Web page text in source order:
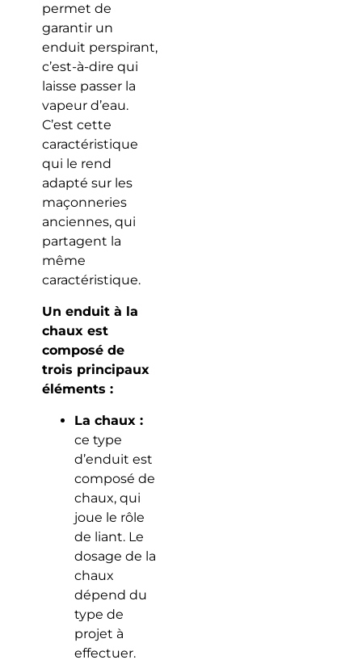
permet de
garantir un
enduit perspirant,
c’est-à-dire qui
laisse passer la
vapeur d’eau.
C’est cette
caractéristique
qui le rend
adapté sur les
maçonneries
anciennes, qui
partagent la
même
caractéristique.
Un enduit à la
chaux est
composé de
trois principaux
éléments :
La chaux :
ce type
d’enduit est
composé de
chaux, qui
joue le rôle
de liant. Le
dosage de la
chaux
dépend du
type de
projet à
effectuer.